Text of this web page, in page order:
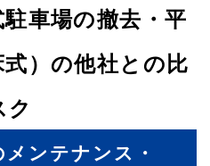
車場の撤去・平
）の他社との比
ク
ンテナンス・